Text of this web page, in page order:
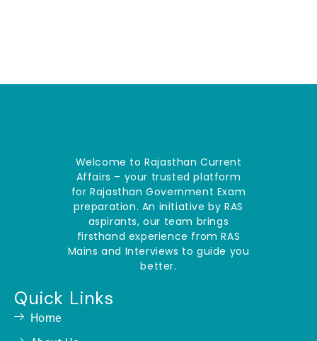
Welcome to Rajasthan Current
Affairs – your trusted platform
for Rajasthan Government Exam
preparation. An initiative by RAS
aspirants, our team brings
firsthand experience from RAS
Mains and Interviews to guide you
better.
Quick Links
Home